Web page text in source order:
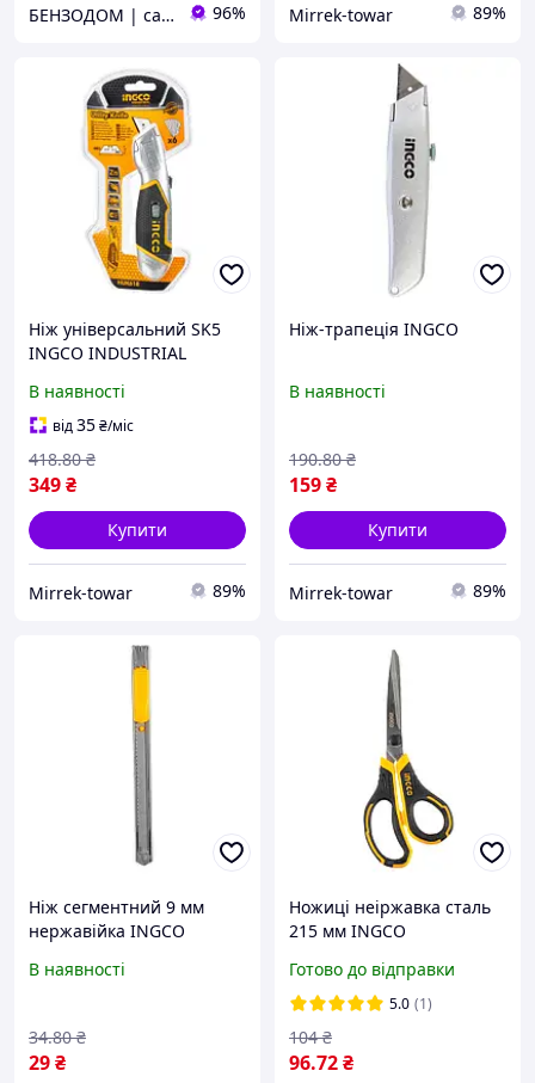
БЕНЗОДОМ | садова техніка та електроінструмент 96% Mirrek-towar 89%
Ніж універсальний SK5
INGCO INDUSTRIAL
В наявності
від35₴/міс
349₴
418.80 ₴
Купити
Mirrek-towar 89%
Ніж-трапеція INGCO
В наявності
159₴
190.80 ₴
Купити
Mirrek-towar 89%
Ніж сегментний 9 мм
нержавійка INGCO
В наявності
29₴
34.80 ₴
Ножиці неіржавка сталь
215 мм INGCO
Готово до відправки
5.0 (1)
96.72₴
104 ₴